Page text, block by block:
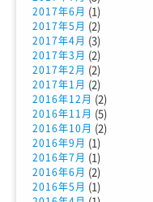
2017年6月 (1)
2017年5月 (2)
2017年4月 (3)
2017年3月 (2)
2017年2月 (2)
2017年1月 (2)
2016年12月 (2)
2016年11月 (5)
2016年10月 (2)
2016年9月 (1)
2016年7月 (1)
2016年6月 (2)
2016年5月 (1)